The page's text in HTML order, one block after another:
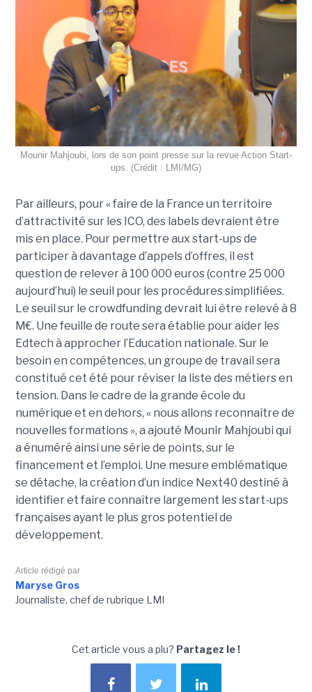
Mounir Mahjoubi, lors de son point presse sur la revue Action Start-
ups. (Crédit : LMI/MG)
Par ailleurs, pour « faire de la France un territoire
d’attractivité sur les ICO, des labels devraient être
mis en place. Pour permettre aux start-ups de
participer à davantage d’appels d’offres, il est
question de relever à 100 000 euros (contre 25 000
aujourd’hui) le seuil pour les procédures simplifiées.
Le seuil sur le crowdfunding devrait lui être relevé à 8
M€. Une feuille de route sera établie pour aider les
Edtech à approcher l’Education nationale. Sur le
besoin en compétences, un groupe de travail sera
constitué cet été pour réviser la liste des métiers en
tension. Dans le cadre de la grande école du
numérique et en dehors, « nous allons reconnaître de
nouvelles formations », a ajouté Mounir Mahjoubi qui
a énuméré ainsi une série de points, sur le
financement et l’emploi. Une mesure emblématique
se détache, la création d’un indice Next40 destiné à
identifier et faire connaître largement les start-ups
françaises ayant le plus gros potentiel de
développement.
Article rédigé par
Maryse Gros
Journaliste, chef de rubrique LMI
Cet article vous a plu? Partagez le !